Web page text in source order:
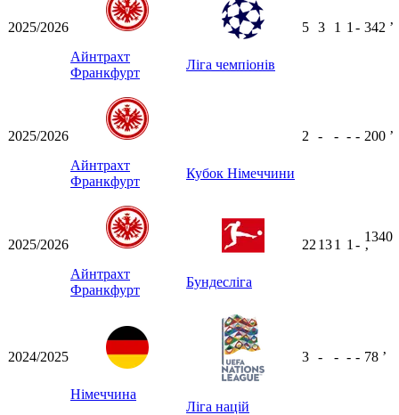
2025/2026
Айнтрахт
Франкфурт
Ліга чемпіонів
5 3 1 1 - 342 ʼ
2025/2026
Айнтрахт
Франкфурт
Кубок Німеччини
2 - - - - 200 ʼ
2025/2026
Айнтрахт
Франкфурт
Бундесліга
22 131 1 -
1340
ʼ
2024/2025
Німеччина
Ліга націй
3 - - - - 78 ʼ